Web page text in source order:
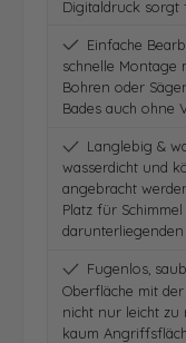
Digitaldruck sorgt
Einfache
schnelle Montage
Bohren oder
Bades auch ohne
Langlebig &
wasserdicht und
angebracht
Platz für
darunterliegenden
Fugenlos,
Oberfläche mit
nicht nur leicht zu
kaum